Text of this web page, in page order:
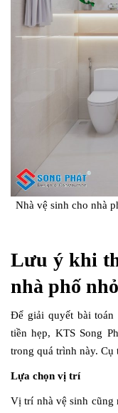
Nhà vệ sinh cho nhà
Lưu ý khi
nhà phố nhỏ
Để giải quyết bài toán
tiền hẹp, KTS Song
trong quá trình này. Cụ
Lựa chọn vị trí
Vị trí nhà vệ sinh cũng